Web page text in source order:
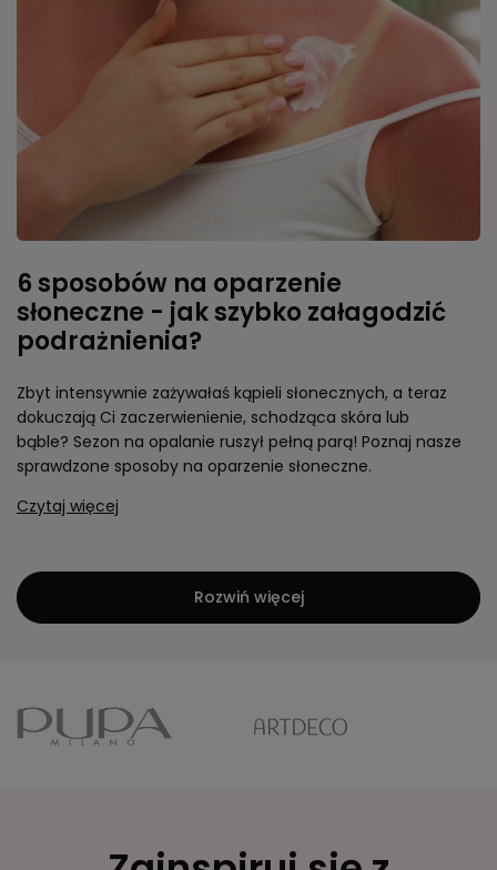
6 sposobów na oparzenie
słoneczne - jak szybko załagodzić
podrażnienia?
Zbyt intensywnie zażywałaś kąpieli słonecznych, a teraz
dokuczają Ci zaczerwienienie, schodząca skóra lub
bąble? Sezon na opalanie ruszył pełną parą! Poznaj nasze
sprawdzone sposoby na oparzenie słoneczne.
Czytaj więcej
Rozwiń więcej